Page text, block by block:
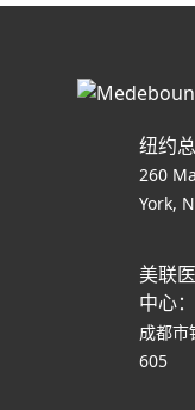
纽约总
260
York,
美联
中心：
成都市
605